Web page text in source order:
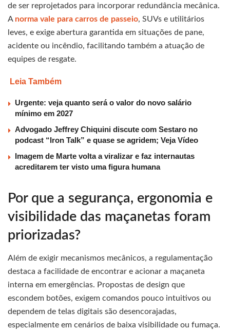
de ser reprojetados para incorporar redundância mecânica.
A norma vale para carros de passeio, SUVs e utilitários
leves, e exige abertura garantida em situações de pane,
acidente ou incêndio, facilitando também a atuação de
equipes de resgate.
Leia Também
Urgente: veja quanto será o valor do novo salário
mínimo em 2027
Advogado Jeffrey Chiquini discute com Sestaro no
podcast “Iron Talk” e quase se agridem; Veja Vídeo
Imagem de Marte volta a viralizar e faz internautas
acreditarem ter visto uma figura humana
Por que a segurança, ergonomia e
visibilidade das maçanetas foram
priorizadas?
Além de exigir mecanismos mecânicos, a regulamentação
destaca a facilidade de encontrar e acionar a maçaneta
interna em emergências. Propostas de design que
escondem botões, exigem comandos pouco intuitivos ou
dependem de telas digitais são desencorajadas,
especialmente em cenários de baixa visibilidade ou fumaça.